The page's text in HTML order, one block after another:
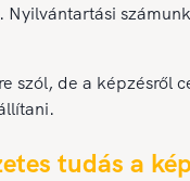
Nyilvántartási
szól, de a képzésről
tudás a